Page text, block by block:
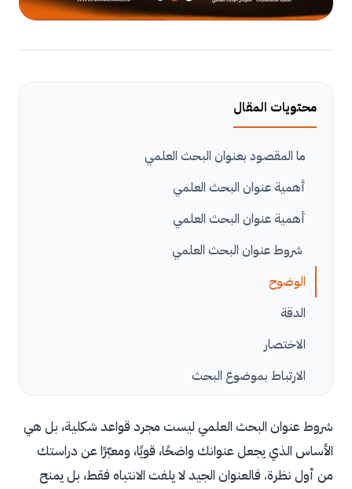
محتويات المقال
ما المقصود بعنوان البحث العلمي
أهمية عنوان البحث العلمي
أهمية عنوان البحث العلمي
شروط عنوان البحث العلمي
الوضوح
الدقة
الاختصار
الارتباط بموضوع البحث
تضمين المتغيرات الأساسية
خلو العنوان من الغموض والتكرار
شروط عنوان البحث العلمي ليست مجرد قواعد شكلية، بل هي
الأساس الذي يجعل عنوانك واضحًا، قويًا، ومعبّرًا عن دراستك
من أول نظرة. فالعنوان الجيد لا يلفت الانتباه فقط، بل يمنح